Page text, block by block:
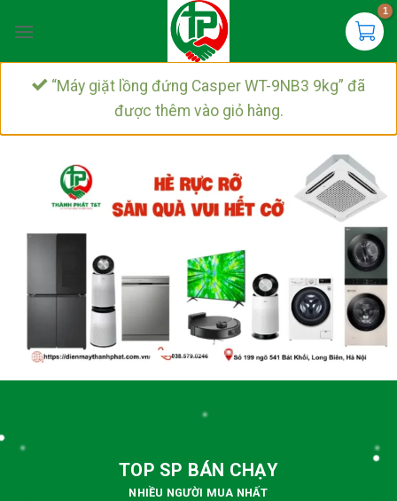
đến
“Máy giặt lồng đứng Casper WT-9NB3 9kg” đã
được thêm vào giỏ hàng.
TOP SP BÁN CHẠY
NHIỀU NGƯỜI MUA NHẤT